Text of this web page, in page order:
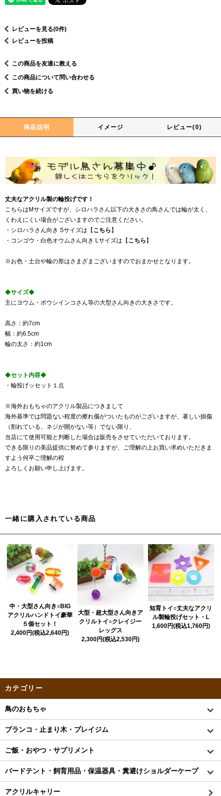
レビューを見る(0件)
レビューを投稿
この商品を友達に教える
この商品について問い合わせる
買い物を続ける
商品説明 イメージ レビュー(0)
丈夫なアクリル製の輪投げです！
こちらはMサイズですが、シロハラさん以下の大きさの鳥さんでは輪が太く、
くわえにくい場合がございますのでご注意ください。
・シロハラさん向き Sサイズは【 こちら 】
・コンゴウ・白色オウムさん向き Lサイズは【 こちら 】
※お色・土台や輪の形はさまざまございますのでおまかせとなります。
◆サイズ◆
主にヨウム・ボウシインコさん等の大型さん向きの大きさです。
高さ：約7cm
幅：約6.5cm
輪の太さ：約1cm
◆セット内容◆
・輪投げッセット１点
※海外おもちゃのアクリル製品につきまして
海外基準では問題ない程度の擦れ傷がついたものがございますが、著しい損傷
（割れている、ネジが開かない等）でない限り、
当店にて使用可能と判断した場合は販売をさせていただいております。
できる限りの美品提供に努めて参りますが、ご理解の上お買い求めいただきま
すよう何卒ご理解の程
よろしくお願い申し上げます。
一緒に購入されている商品
中・大型さん向き○BIG
アクリルハンドトイ豪華
５個セット！
2,400円(税込2,640円)
大型・超大型さん向きア
クリルトイ○クレイジー
レッグス
2,300円(税込2,530円)
知育トイ○丈夫なアクリ
ル製輪投げセット・L
1,600円(税込1,760円)
カテゴリー
鳥のおもちゃ
ブランコ・止まり木・プレイジム
ご飯・おやつ・サプリメント
バードテント・飼育用品・保温器具・糞避けショルダーケープ
アクリルキャリー